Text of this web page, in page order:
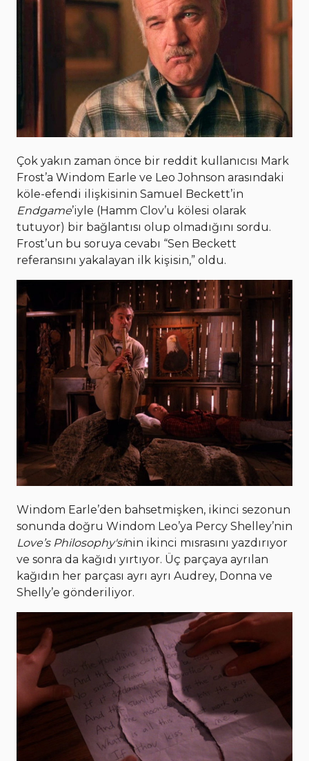
Çok yakın zaman önce bir reddit kullanıcısı Mark
Frost’a Windom Earle ve Leo Johnson arasındaki
köle-efendi ilişkisinin Samuel Beckett’in
Endgame’iyle (Hamm Clov’u kölesi olarak
tutuyor) bir bağlantısı olup olmadığını sordu.
Frost’un bu soruya cevabı “Sen Beckett
referansını yakalayan ilk kişisin,” oldu.
Windom Earle’den bahsetmişken, ikinci sezonun
sonunda doğru Windom Leo’ya Percy Shelley’nin
Love’s Philosophy'sinin ikinci mısrasını yazdırıyor
ve sonra da kağıdı yırtıyor. Üç parçaya ayrılan
kağıdın her parçası ayrı ayrı Audrey, Donna ve
Shelly’e gönderiliyor.